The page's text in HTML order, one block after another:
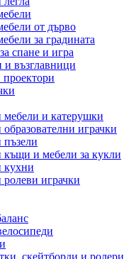
от дърво
за градината
спане и игра
възглавници
мебели и катерушки
играчки
къщи и мебели за кукли
кухни
играчки